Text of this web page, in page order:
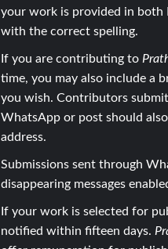
your work is provided in both
with the correct spelling.
If you are contributing to
time, you may also include a
you wish. Contributors
WhatsApp or post should
address.
Submissions sent through
disappearing messages
If your work is selected for
notified within fifteen days.